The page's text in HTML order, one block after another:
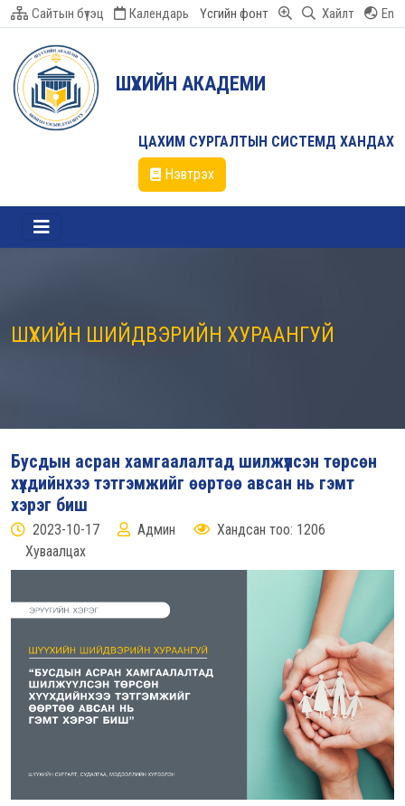
Сайтын бүтэц Календарь Үсгийн фонт Хайлт En
ШҮҮХИЙН АКАДЕМИ
ЦАХИМ СУРГАЛТЫН СИСТЕМД ХАНДАХ
Нэвтрэх
ШҮҮХИЙН ШИЙДВЭРИЙН ХУРААНГУЙ
Бусдын асран хамгаалалтад шилжүүлсэн төрсөн
хүүхдийнхээ тэтгэмжийг өөртөө авсан нь гэмт
хэрэг биш
2023-10-17 Админ
Хандсан тоо: 1206
Хуваалцах